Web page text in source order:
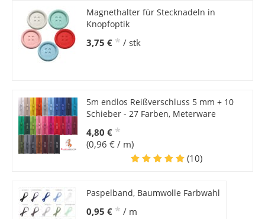
Magnethalter für Stecknadeln in
Knopfoptik
3,75 € * / stk
5m endlos Reißverschluss 5 mm + 10
Schieber - 27 Farben, Meterware
4,80 € *
(0,96 € / m)
(10)
Paspelband, Baumwolle Farbwahl
0,95 € * / m